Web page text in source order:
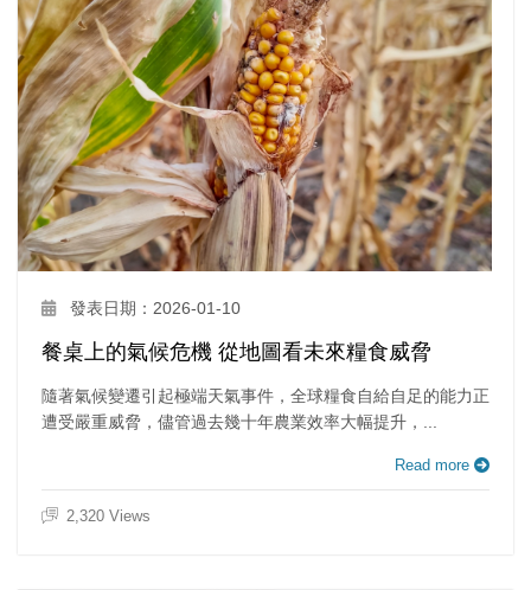
發表日期：2026-01-10
餐桌上的氣候危機 從地圖看未來糧食威脅
隨著氣候變遷引起極端天氣事件，全球糧食自給自足的能力正
遭受嚴重威脅，儘管過去幾十年農業效率大幅提升，...
Read more
2,320 Views